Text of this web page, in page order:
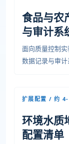
食品与农
与审计系
面向质量控制
数据记录与审
扩展配置 / 约
环境水质
配置清单